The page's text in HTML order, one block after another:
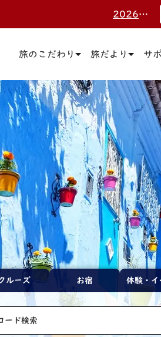
2026.7.8 <更新>三越伊勢丹ニッコウトラベルポイント終了のお知らせ。 詳しくはこちらをご覧ください。
2025.3.10 WEB上でのクレジットカード決済における「３Dセキュア」について3月24日（月）より対応開始いたします。 詳しくはこちらをご覧ください。
2026.7.29 令和8年熊本地震につきまして 詳しくはこちらをご覧ください。
旅のこだわり 旅だより サ
ルーズ お宿 体験・イ